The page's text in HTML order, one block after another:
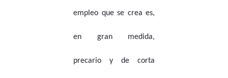
empleo que se crea es,
en gran medida,
precario y de corta